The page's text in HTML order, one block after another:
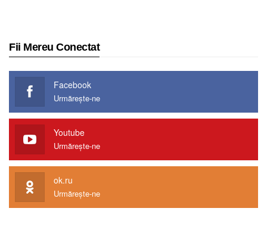
Fii Mereu Conectat
Facebook
Urmărește-ne
Youtube
Urmărește-ne
ok.ru
Urmărește-ne